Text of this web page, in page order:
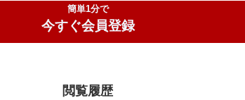
簡単1分で
今すぐ会員登録
閲覧履歴